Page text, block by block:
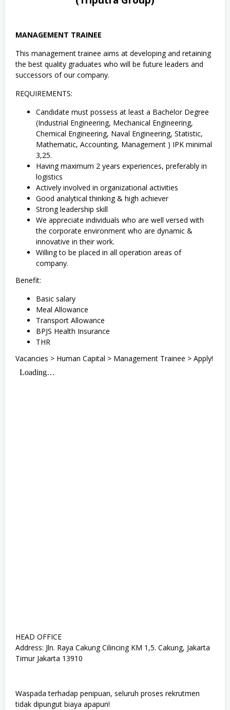
MANAGEMENT TRAINEE
This management trainee aims at developing and retaining
the best quality graduates who will be future leaders and
successors of our company.
REQUIREMENTS:
Candidate must possess at least a Bachelor Degree
(Industrial Engineering, Mechanical Engineering,
Chemical Engineering, Naval Engineering, Statistic,
Mathematic, Accounting, Management ) IPK minimal
3,25.
Having maximum 2 years experiences, preferably in
logistics
Actively involved in organizational activities
Good analytical thinking & high achiever
Strong leadership skill
We appreciate individuals who are well versed with
the corporate environment who are dynamic &
innovative in their work.
Willing to be placed in all operation areas of
company.
Benefit:
Basic salary
Meal Allowance
Transport Allowance
BPJS Health Insurance
THR
Vacancies > Human Capital > Management Trainee > Apply!
HEAD OFFICE
Address: Jln. Raya Cakung Cilincing KM 1,5. Cakung, Jakarta
Timur Jakarta 13910
Waspada terhadap penipuan, seluruh proses rekrutmen
tidak dipungut biaya apapun!